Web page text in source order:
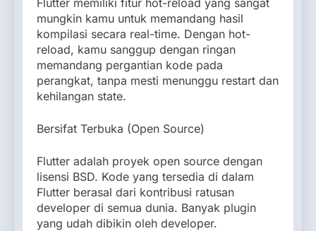
mungkin kamu untuk memandang hasil
kompilasi secara real-time. Dengan hot-
reload, kamu sanggup dengan ringan
memandang pergantian kode pada
perangkat, tanpa mesti menunggu restart dan
kehilangan state.
Bersifat Terbuka (Open Source)
Flutter adalah proyek open source dengan
lisensi BSD. Kode yang tersedia di dalam
Flutter berasal dari kontribusi ratusan
developer di semua dunia. Banyak plugin
yang udah dibikin oleh developer.